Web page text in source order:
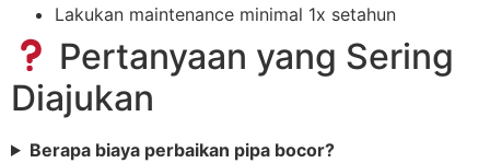
Lakukan maintenance minimal 1x setahun
Pertanyaan yang Sering
Diajukan
Berapa biaya perbaikan pipa bocor?